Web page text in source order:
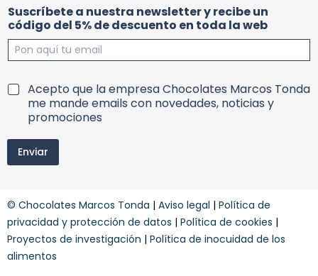
%
T
e
i
n
e
a
l
a
r
m
o
Suscríbete a nuestra newsletter y recibe un
código del 5% de descuento en toda la web
T
i
o
c
o
n
d
i
Acepto que la empresa Chocolates Marcos Tonda
me mande emails con novedades, noticias y
promociones
Enviar
© Chocolates Marcos Tonda | Aviso legal | Política de
privacidad y protección de datos | Política de cookies |
Proyectos de investigación | Política de inocuidad de los
alimentos